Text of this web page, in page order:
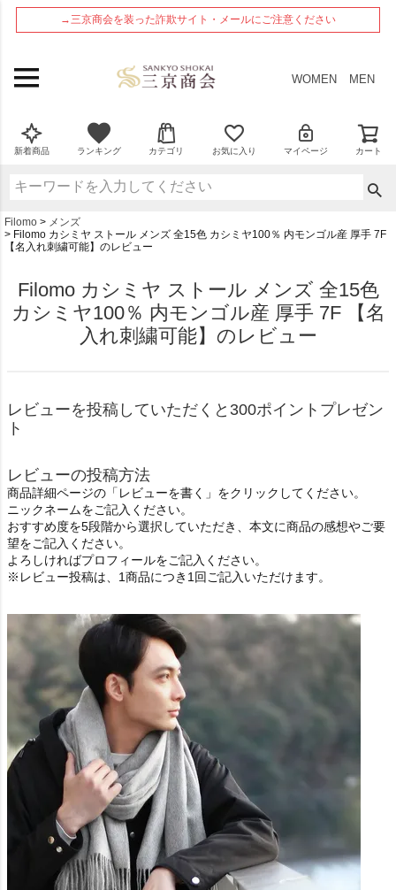
→三京商会を装った詐欺サイト・メールにご注意ください
WOMEN MEN
新着商品 ランキング カテゴリ お気に入り マイページ カート
Filomo
メンズ
Filomo カシミヤ ストール メンズ 全15色 カシミヤ100％ 内モンゴル産 厚手 7F
【名入れ刺繍可能】のレビュー
Filomo カシミヤ ストール メンズ 全15色
カシミヤ100％ 内モンゴル産 厚手 7F 【名
入れ刺繍可能】のレビュー
レビューを投稿していただくと300ポイントプレゼン
ト
レビューの投稿方法
商品詳細ページの「レビューを書く」をクリックしてください。
ニックネームをご記入ください。
おすすめ度を5段階から選択していただき、本文に商品の感想やご要
望をご記入ください。
よろしければプロフィールをご記入ください。
※レビュー投稿は、1商品につき1回ご記入いただけます。
ペー